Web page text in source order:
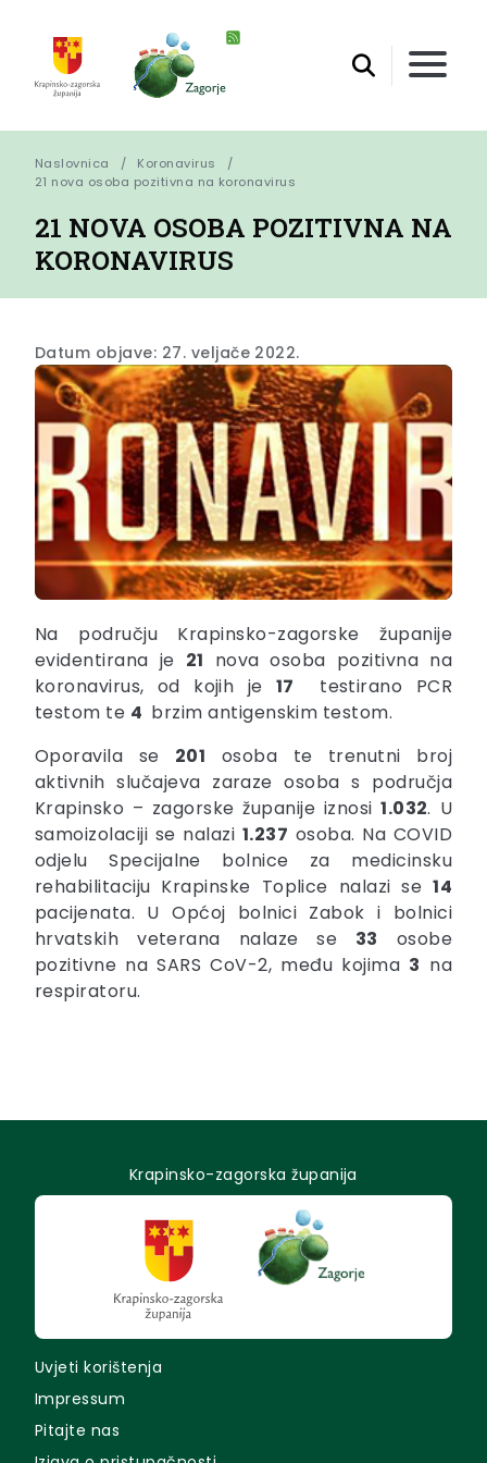
Naslovnica
Koronavirus
21 nova osoba pozitivna na koronavirus
21 NOVA OSOBA POZITIVNA NA
KORONAVIRUS
Datum objave: 27. veljače 2022.
Na području Krapinsko-zagorske županije
evidentirana je 21 nova osoba pozitivna na
koronavirus, od kojih je 17
testirano PCR
testom te 4 brzim antigenskim testom.
Oporavila se 201 osoba te trenutni broj
aktivnih slučajeva zaraze osoba s područja
Krapinsko – zagorske županije iznosi1.032. U
samoizolaciji se nalazi 1.237 osoba. Na COVID
odjelu Specijalne bolnice za medicinsku
rehabilitaciju Krapinske Toplice nalazi se14
pacijenata. U Općoj bolnici Zabok i bolnici
hrvatskih veterana nalaze se 33 osobe
pozitivne na SARS CoV-2, među kojima 3 na
respiratoru.
Krapinsko-zagorska županija
Uvjeti korištenja
Impressum
Pitajte nas